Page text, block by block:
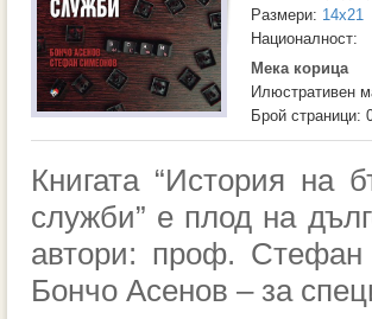
Размери: 14x21
Националност:
Мека корица
Илюстративен
Брой страници:
Книгата “История на
служби” е плод на
автори: проф.
Бончо Асенов – за